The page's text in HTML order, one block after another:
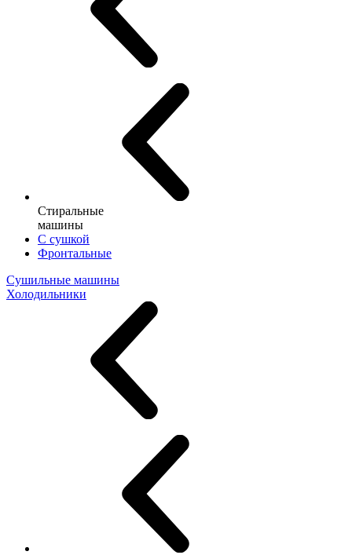
Стиральные
машины
С сушкой
Фронтальные
Сушильные машины
Холодильники